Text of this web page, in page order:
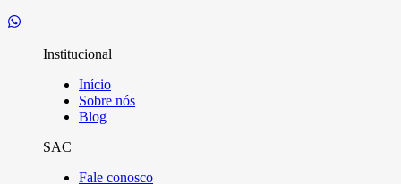
Institucional
Início
Sobre nós
Blog
SAC
Fale conosco